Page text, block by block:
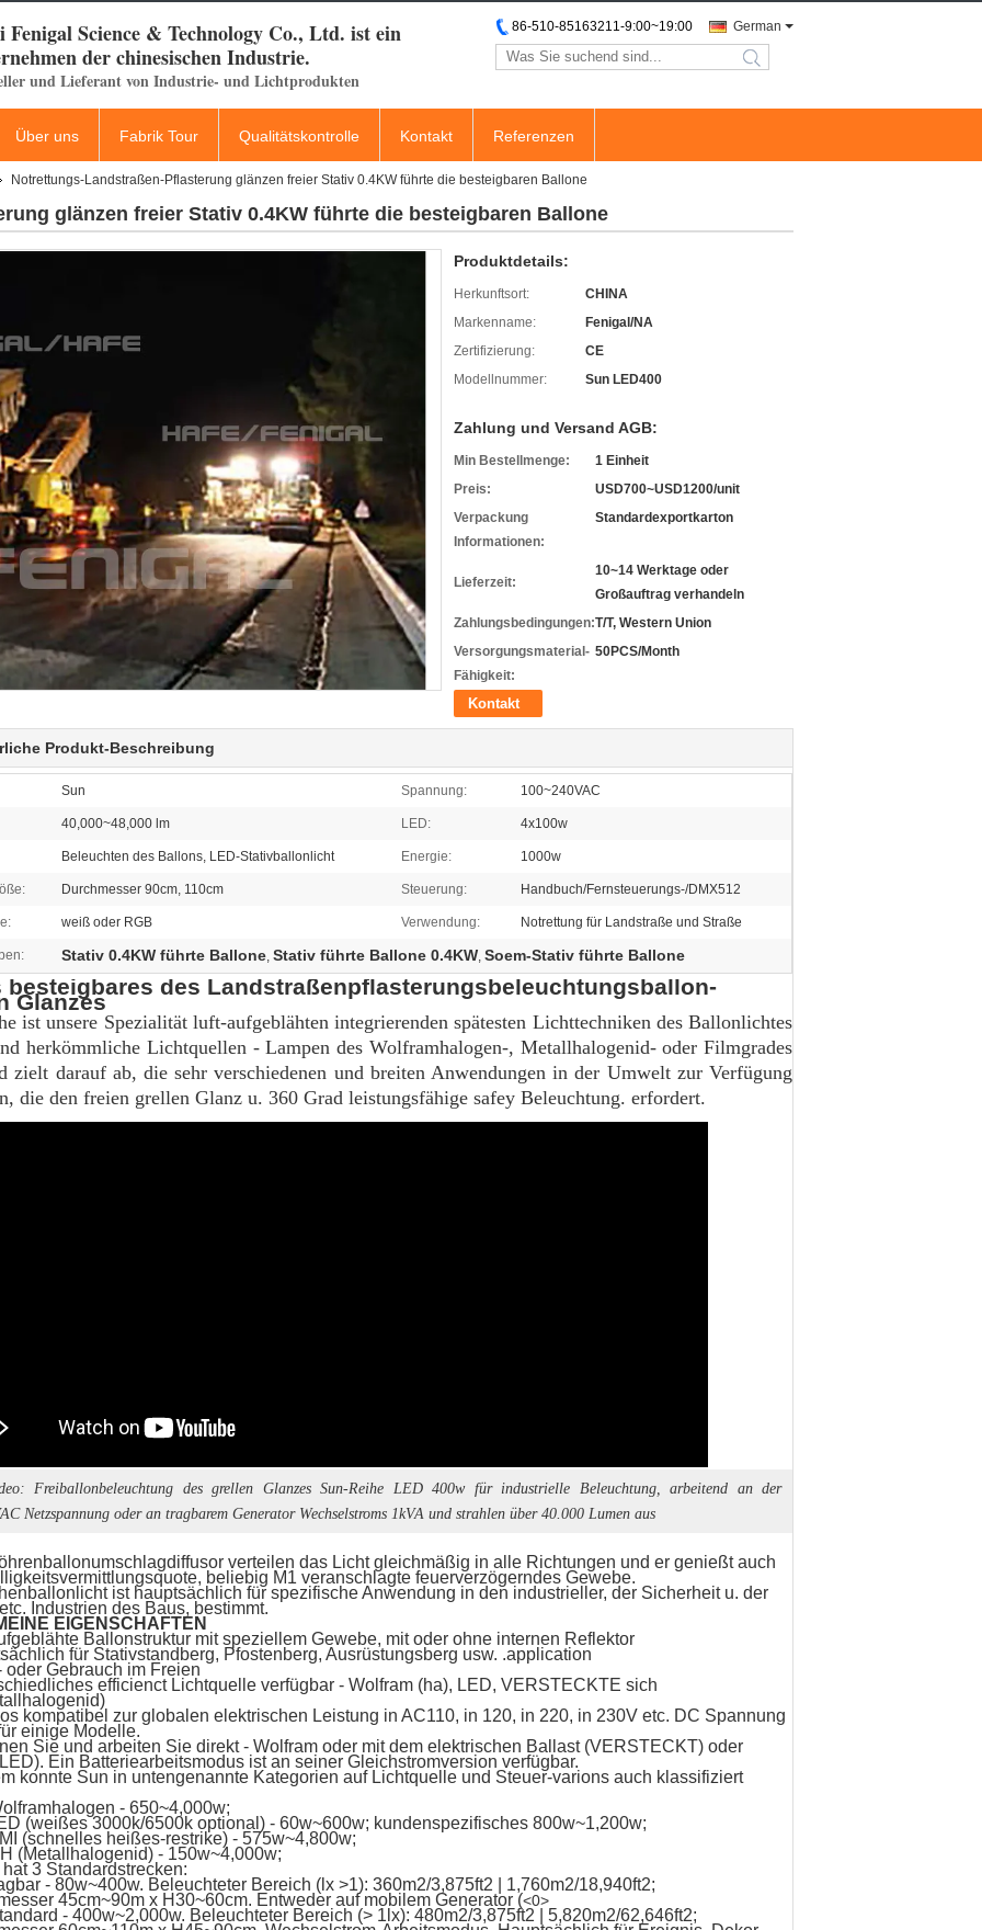
Fenigal Science & Technology Co., Ltd. ist ein
der chinesischen Industrie.
und Lieferant von Industrie- und Lichtprodukten
German
86-510-85163211-9:00~19:00
search
Über uns Fabrik Tour Qualitätskontrolle Kontakt Referenzen
Notrettungs-Landstraßen-Pflasterung glänzen freier Stativ 0.4KW führte die besteigbaren Ballone
glänzen freier Stativ 0.4KW führte die besteigbaren Ballone
Produktdetails:
Herkunftsort:
CHINA
Markenname:
Fenigal/NA
Zertifizierung:
CE
Modellnummer:
Sun LED400
Zahlung und Versand AGB:
Min Bestellmenge:
1 Einheit
Preis:
USD700~USD1200/unit
Verpackung
Informationen:
Standardexportkarton
Lieferzeit:
10~14 Werktage oder
Großauftrag verhandeln
Zahlungsbedingungen:T/T, Western Union
Versorgungsmaterial-
Fähigkeit:
50PCS/Month
Kontakt
Produkt-Beschreibung
Sun Spannung: 100~240VAC
40,000~48,000 lm LED: 4x100w
Beleuchten des Ballons, LED-Stativballonlicht Energie: 1000w
Durchmesser 90cm, 110cm Steuerung: Handbuch/Fernsteuerungs-/DMX512
weiß oder RGB Verwendung: Notrettung für Landstraße und Straße
Stativ 0.4KW führte Ballone, Stativ führte Ballone 0.4KW, Soem-Stativ führte Ballone
besteigbares des Landstraßenpflasterungsbeleuchtungsballon-
Glanzes
ist unsere Spezialität luft-aufgeblähten integrierenden spätesten Lichttechniken des Ballonlichtes
herkömmliche Lichtquellen - Lampen des Wolframhalogen-, Metallhalogenid- oder Filmgrades
zielt darauf ab, die sehr verschiedenen und breiten Anwendungen in der Umwelt zur Verfügung
die den freien grellen Glanz u. 360 Grad leistungsfähige safey Beleuchtung. erfordert.
Freiballonbeleuchtung des grellen Glanzes Sun-Reihe LED 400w für industrielle Beleuchtung, arbeitend an der
Netzspannung oder an tragbarem Generator Wechselstroms 1kVA und strahlen über 40.000 Lumen aus
verteilen das Licht gleichmäßig in alle Richtungen und er genießt auch
beliebig M1 veranschlagte feuerverzögerndes Gewebe.
ist hauptsächlich für spezifische Anwendung in den industrieller, der Sicherheit u. der
Industrien des Baus, bestimmt.
EIGENSCHAFTEN
Ballonstruktur mit speziellem Gewebe, mit oder ohne internen Reflektor
für Stativstandberg, Pfostenberg, Ausrüstungsberg usw. .application
oder Gebrauch im Freien
efficienct Lichtquelle verfügbar - Wolfram (ha), LED, VERSTECKTE sich
kompatibel zur globalen elektrischen Leistung in AC110, in 120, in 220, in 230V etc. DC Spannung
einige Modelle.
Sie und arbeiten Sie direkt - Wolfram oder mit dem elektrischen Ballast (VERSTECKT) oder
Ein Batteriearbeitsmodus ist an seiner Gleichstromversion verfügbar.
konnte Sun in untengenannte Kategorien auf Lichtquelle und Steuer-varions auch klassifiziert
- 650~4,000w;
(weißes 3000k/6500k optional) - 60w~600w; kundenspezifisches 800w~1,200w;
(schnelles heißes-restrike) - 575w~4,800w;
(Metallhalogenid) - 150w~4,000w;
3 Standardstrecken:
- 80w~400w. Beleuchteter Bereich (lx >1): 360m2/3,875ft2 | 1,760m2/18,940ft2;
45cm~90m x H30~60cm. Entweder auf mobilem Generator (<0>
- 400w~2,000w. Beleuchteter Bereich (> 1lx): 480m2/3,875ft2 | 5,820m2/62,646ft2;